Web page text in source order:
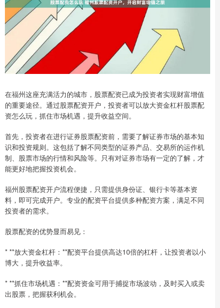
在福州这座充满活力的城市，股票配资已成为投资者实现财富增值
的重要途径。通过股票配资开户，投资者可以放大资金杠杆股票配
资怎么玩，抓住市场机遇，提升收益空间。
首先，投资者在进行证券股票配资前，需要了解证券市场的基本知
识和投资规则。这包括了解不同类型的证券产品、交易所的运作机
制、股票市场的行情和风险等。只有对证券市场有一定的了解，才
能更好地把握投资机会。
福州股票配资开户流程便捷，只需提供身份证、银行卡等基本资
料，即可完成开户。专业的配资平台提供多种配资方案，满足不同
投资者的需求。
股票配资的优势显而易见：
* **放大资金杠杆：**配资平台提供高达10倍的杠杆，让投资者以小
博大，提升收益率。
* **抓住市场机遇：**配资资金可用于捕捉市场波动，及时买入或卖
出股票，把握获利机会。